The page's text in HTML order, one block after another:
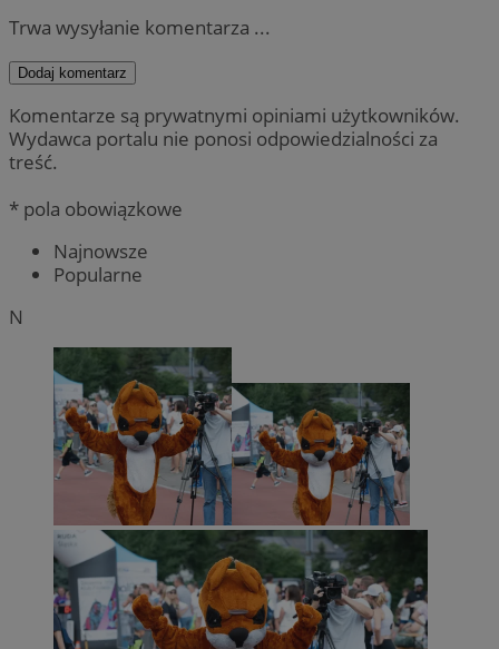
Trwa wysyłanie komentarza ...
Dodaj komentarz
Komentarze są prywatnymi opiniami użytkowników.
Wydawca portalu nie ponosi odpowiedzialności za
treść.
* pola obowiązkowe
Najnowsze
Popularne
N